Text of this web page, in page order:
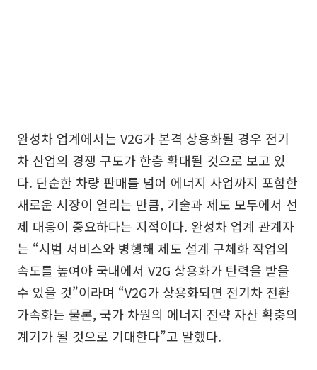
완성차 업계에서는 V2G가 본격 상용화될 경우 전기
차 산업의 경쟁 구도가 한층 확대될 것으로 보고 있
다. 단순한 차량 판매를 넘어 에너지 사업까지 포함한
새로운 시장이 열리는 만큼, 기술과 제도 모두에서 선
제 대응이 중요하다는 지적이다. 완성차 업계 관계자
는 “시범 서비스와 병행해 제도 설계 구체화 작업의
속도를 높여야 국내에서 V2G 상용화가 탄력을 받을
수 있을 것”이라며 “V2G가 상용화되면 전기차 전환
가속화는 물론, 국가 차원의 에너지 전략 자산 확충의
계기가 될 것으로 기대한다”고 말했다.